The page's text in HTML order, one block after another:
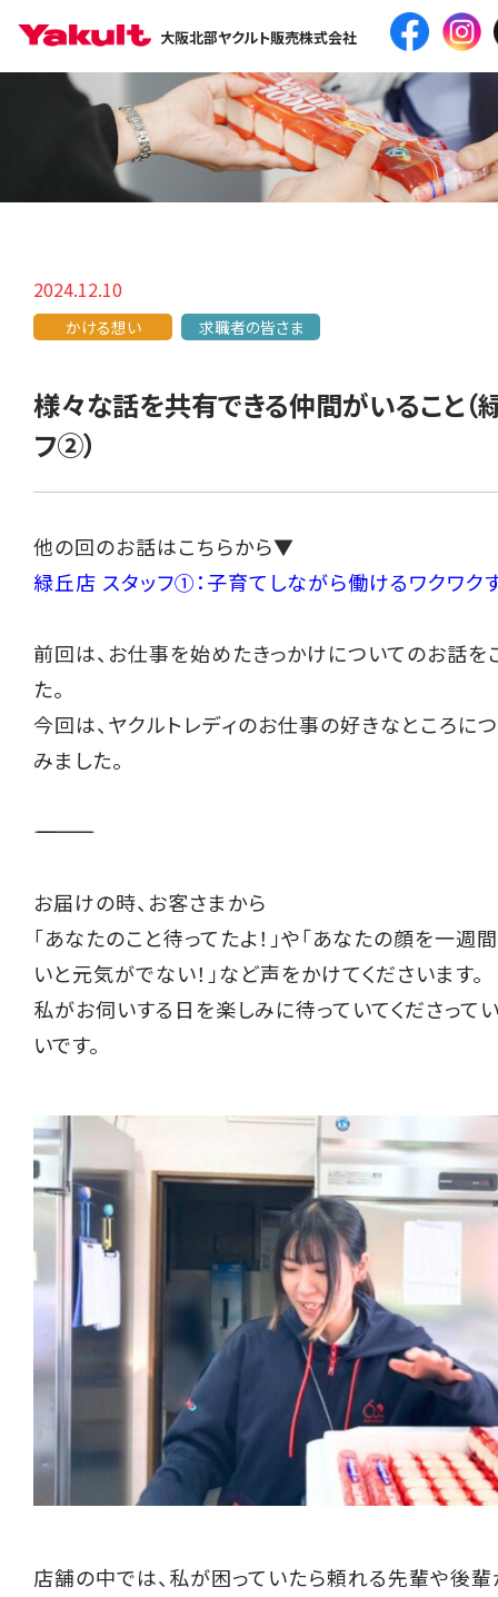
大阪北部ヤクルト販売株式会社
2024.12.10
かける想い 求職者の皆さま
様々な話を共有できる仲間がいること（
フ②）
他の回のお話はこちらから▼
緑丘店 スタッフ①：子育てしながら働けるワクワク
前回は、お仕事を始めたきっかけについてのお話を
た。
今回は、ヤクルトレディのお仕事の好きなところに
みました。
――――――――――
お届けの時、お客さまから
「あなたのこと待ってたよ！」や「あなたの顔を一週
いと元気がでない！」など声をかけてくださいます。
私がお伺いする日を楽しみに待っていてくださって
いです。
店舗の中では、私が困っていたら頼れる先輩や後